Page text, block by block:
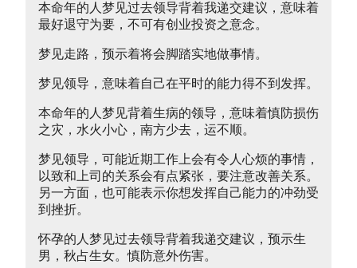
本命年的人梦见过去领导背着我递交建议，意味着
最好退守为要，不可有创业投资之意念。
梦见走路，预示着将会脚踏实地做事情。
梦见领导，意味着自己在平时的能力得不到发挥。
本命年的人梦见背着生病的领导，意味着慎防损伤
之灾，水火小心，南方少去，运不顺。
梦见领导，可能近期工作上会有令人心烦的事情，
以致和上司的关系会有点紧张，要注意改善关系。
另一方面，也可能表示你想发挥自己能力的冲劲受
到挫折。
怀孕的人梦见过去领导背着我递交建议，预示生
男，秋占生女。慎防意外伤害。